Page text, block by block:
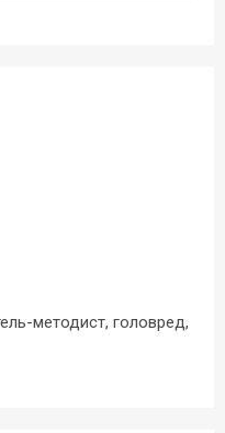
методист, головред,